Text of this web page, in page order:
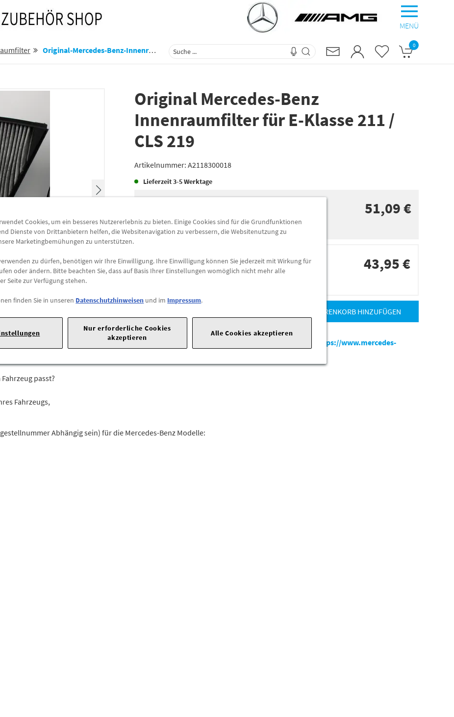
MENÜ
Original-Mercedes-Benz-Innenraumfilter-Fuer-E-Klasse-211-Cls-219-A2118300018 0
Original Mercedes-Benz
Innenraumfilter für E-Klasse 211 /
CLS 219
Artikelnummer: A2118300018
Lieferzeit3-5 Werktage
Versandkostenfrei
51,09 €
Abholung
Preis inkl.19%MwSt.
43,95 €
ZUM WARENKORB HINZUFÜGEN
Tel: +49711170 |E-Mail:
https://www.mercedes-
passt?
Fahrzeugs,
Abhängig sein) für die Mercedes-Benz Modelle:
Cookies, um ein besseres Nutzererlebnis zu bieten. Einige Cookies sind für die Grundfunktionen
Dienste von Drittanbietern helfen, die Websitenavigation zu verbessern, die Websitenutzung zu
Marketingbemühungen zu unterstützen.
zu dürfen, benötigen wir Ihre Einwilligung. Ihre Einwilligung können Sie jederzeit mit Wirkung für
oder ändern. Bitte beachten Sie, dass auf Basis Ihrer Einstellungen womöglich nicht mehr alle
Seite zur Verfügung stehen.
finden Sie in unseren Datenschutzhinweisen und im Impressum.
Nur erforderliche Cookies
akzeptieren
Alle Cookies akzeptieren